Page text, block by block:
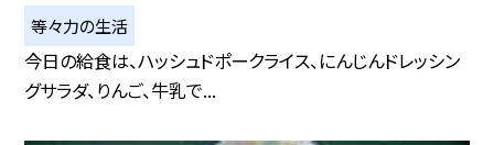
等々力の生活
今日の給食は、ハッシュドポークライス、にんじんドレッシン
グサラダ、りんご、牛乳で...